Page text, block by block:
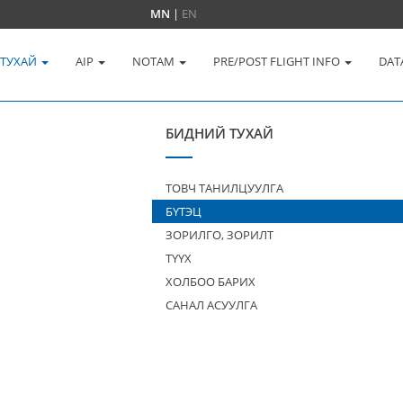
MN | EN
AIP NOTAM PRE/POST FLIGHT INFO
БИДНИЙ ТУХАЙ
ТОВЧ ТАНИЛЦУУЛГА
БҮТЭЦ
ЗОРИЛГО, ЗОРИЛТ
ТҮҮХ
ХОЛБОО БАРИХ
САНАЛ АСУУЛГА